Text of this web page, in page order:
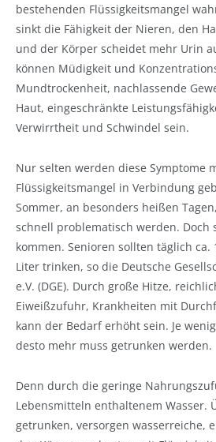
bestehenden Flüssigkeitsmangel
sinkt die Fähigkeit der Nieren, den
und der Körper scheidet mehr Urin
können Müdigkeit und
Mundtrockenheit, nachlassende
Haut, eingeschränkte
Verwirrtheit und Schwindel sein.
Nur selten werden diese Symptome
Flüssigkeitsmangel in Verbindung
Sommer, an besonders heißen
schnell problematisch werden. Doch
kommen. Senioren sollten täglich
Liter trinken, so die Deutsche
e.V. (DGE). Durch große Hitze,
Eiweißzufuhr, Krankheiten mit
kann der Bedarf erhöht sein. Je
desto mehr muss getrunken werden.
Denn durch die geringe
Lebensmitteln enthaltenem Wasser.
getrunken, versorgen wasserreiche,